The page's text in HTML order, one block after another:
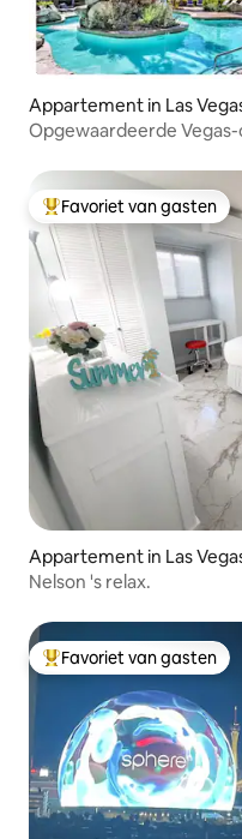
Appartement in Las
Opgewaardeerde
Topfavoriet van gasten
Favoriet van gasten
Appartement in Las
Nelson 's relax.
Topfavoriet van gasten
Favoriet van gasten